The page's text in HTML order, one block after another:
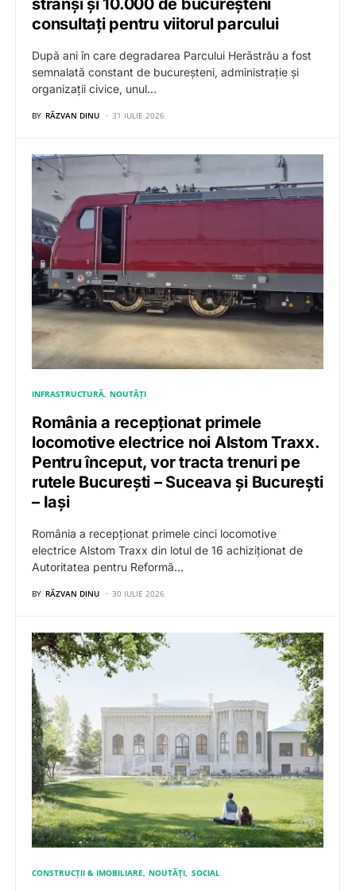
consultați pentru viitorul parcului
După ani în care degradarea Parcului Herăstrău a fost
semnalată constant de bucureșteni, administrație și
organizații civice, unul…
BY RĂZVAN DINU 31 IULIE 2026
INFRASTRUCTURĂ NOUTĂȚI
România a recepționat primele
locomotive electrice noi Alstom Traxx.
Pentru început, vor tracta trenuri pe
rutele București – Suceava și București
– Iași
România a recepționat primele cinci locomotive
electrice Alstom Traxx din lotul de 16 achiziționat de
Autoritatea pentru Reformă…
BY RĂZVAN DINU 30 IULIE 2026
CONSTRUCȚII & IMOBILIARE NOUTĂȚI SOCIAL